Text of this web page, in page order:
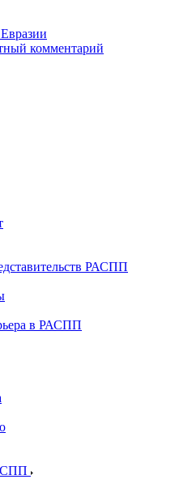
комментарий
РАСПП
в РАСПП